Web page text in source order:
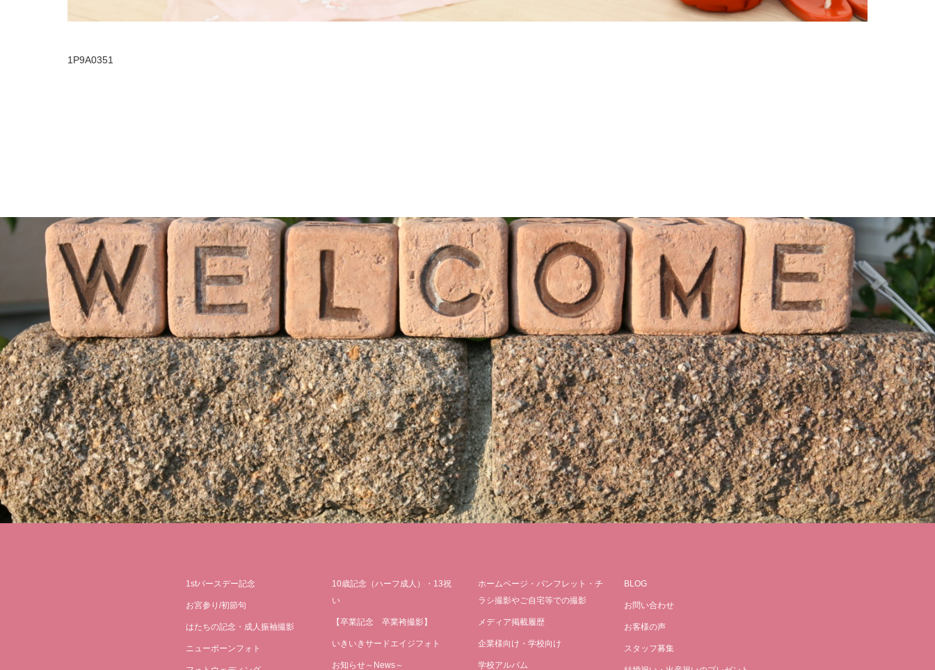
1P9A0351
1stバースデー記念
お宮参り/初節句
はたちの記念・成人振袖撮影
ニューボーンフォト
10歳記念（ハーフ成人）・13祝
い
【卒業記念 卒業袴撮影】
いきいきサードエイジフォト
お知らせ～News～
ホームページ・パンフレット・チ
ラシ撮影やご自宅等での撮影
メディア掲載履歴
企業様向け・学校向け
学校アルバム
BLOG
お問い合わせ
お客様の声
スタッフ募集